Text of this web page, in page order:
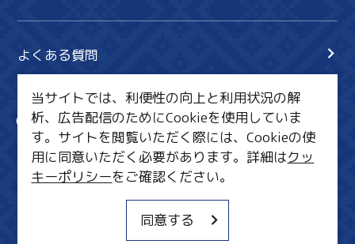
よくある質問
サイト内検索
共有
行きたいリスト
MICE・教育・観光事業者の皆様へ
当サイトでは、利便性の向上と利用状況の解
析、広告配信のためにCookieを使用していま
す。サイトを閲覧いただく際には、Cookieの使
用に同意いただく必要があります。詳細はクッ
キーポリシーをご確認ください。
同意する